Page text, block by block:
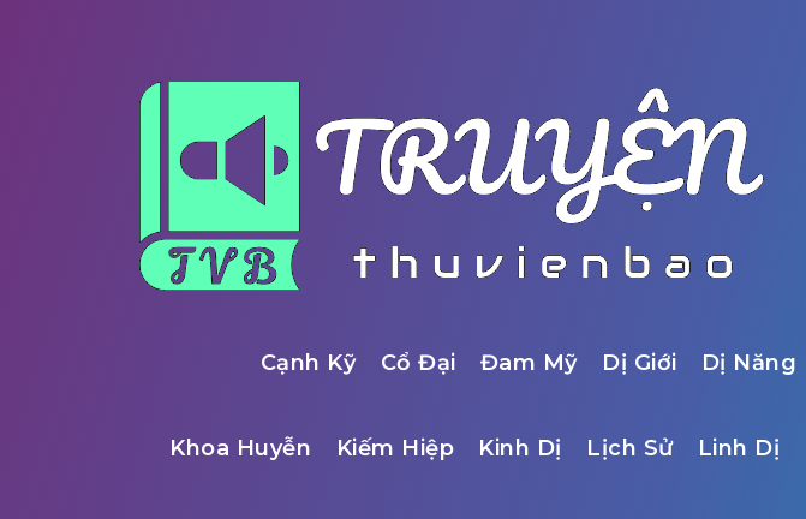
Cạnh Kỹ Cổ Đại Đam Mỹ Dị Giới Dị Năng
Khoa Huyễn Kiếm Hiệp Kinh Dị Lịch Sử Linh Dị